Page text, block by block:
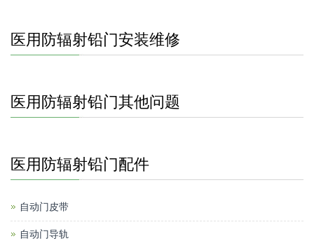
医用防辐射铅门安装维修
医用防辐射铅门其他问题
医用防辐射铅门配件
自动门皮带
自动门导轨